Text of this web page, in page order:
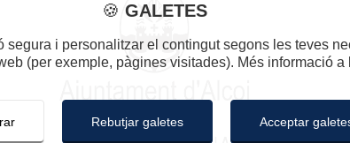
🍪 GALETES
i personalitzar el contingut segons les teves
(per exemple, pàgines visitades). Més informació a
Rebutjar galetes Acceptar